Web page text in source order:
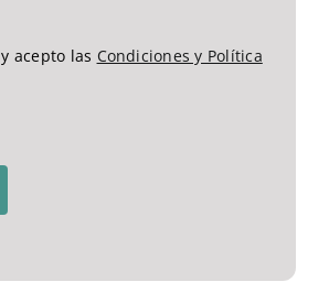
acepto las Condiciones y Política